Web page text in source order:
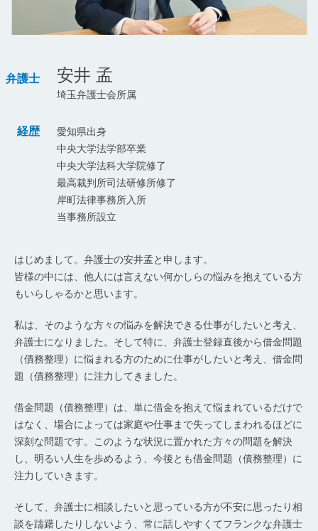
弁護士 安井 孟
埼玉弁護士会所属
経歴
愛知県出身
中央大学法学部卒業
中央大学法科大学院修了
最高裁判所司法研修所修了
岸町法律事務所入所
当事務所設立
はじめまして。弁護士の安井孟と申します。
皆様の中には、他人には言えない何かしらの悩みを抱えている方
もいらしゃるかと思います。
私は、そのような方々の悩みを解決できる仕事がしたいと考え、
弁護士になりました。そして特に、弁護士登録直後から借金問題
（債務整理）に悩まれる方のために仕事がしたいと考え、借金問
題（債務整理）に注力してきました。
借金問題（債務整理）は、単に借金を抱えて悩まれているだけで
はなく、場合によっては家庭や仕事まで失ってしまわれるほどに
深刻な問題です。このような状況に置かれた方々の問題を解決
し、明るい人生を歩めるよう、今後とも借金問題（債務整理）に
注力していきます。
そして、弁護士に相談したいと思っている方が不安に思ったり相
談を躊躇したりしないよう、常に話しやすくてフランクな弁護士